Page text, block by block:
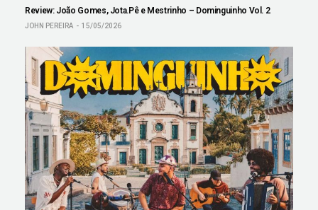
Review: João Gomes, Jota.Pê e Mestrinho – Dominguinho Vol. 2
JOHN PEREIRA 15/05/2026